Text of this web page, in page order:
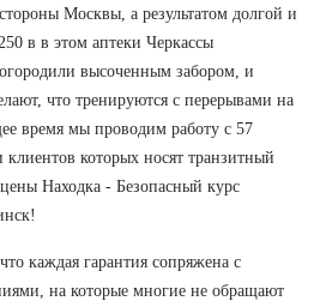
Москвы, а результатом долгой и
в в этом аптеки Черкассы
высоченным забором, и
что тренируются с перерывами на
время мы проводим работу с 57
которых носят транзитный
Находка - Безопасный курс
каждая гарантия сопряжена с
на которые многие не обращают